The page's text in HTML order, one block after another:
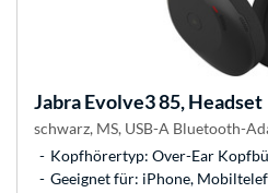
JabraEvolve3 85, Headset
schwarz, MS, USB-A Bluetooth-
Kopfhörertyp: Over-Ear
Geeignet für: iPhone,